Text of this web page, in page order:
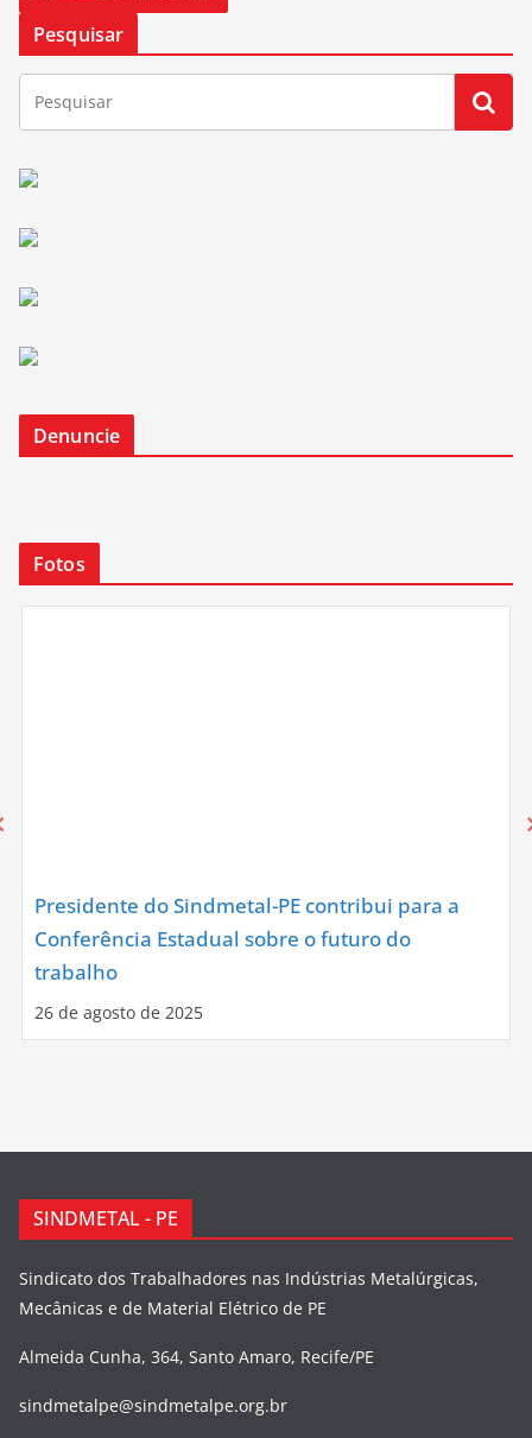
Pesquisar
Denuncie
Fotos
Presidente do Sindmetal-PE contribui para a
Conferência Estadual sobre o futuro do
trabalho
26 de agosto de 2025
SINDMETAL - PE
Sindicato dos Trabalhadores nas Indústrias Metalúrgicas,
Mecânicas e de Material Elétrico de PE
Almeida Cunha, 364, Santo Amaro, Recife/PE
sindmetalpe@sindmetalpe.org.br